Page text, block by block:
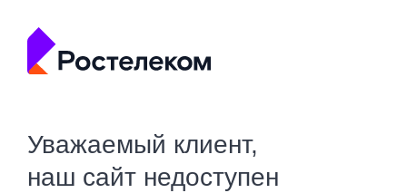
Уважаемый клиент,
наш сайт недоступен